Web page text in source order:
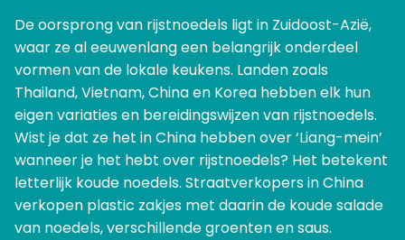
De oorsprong van rijstnoedels ligt in Zuidoost-Azië,
waar ze al eeuwenlang een belangrijk onderdeel
vormen van de lokale keukens. Landen zoals
Thailand, Vietnam, China en Korea hebben elk hun
eigen variaties en bereidingswijzen van rijstnoedels.
Wist je dat ze het in China hebben over ‘Liang-mein’
wanneer je het hebt over rijstnoedels? Het betekent
letterlijk koude noedels. Straatverkopers in China
verkopen plastic zakjes met daarin de koude salade
van noedels, verschillende groenten en saus.